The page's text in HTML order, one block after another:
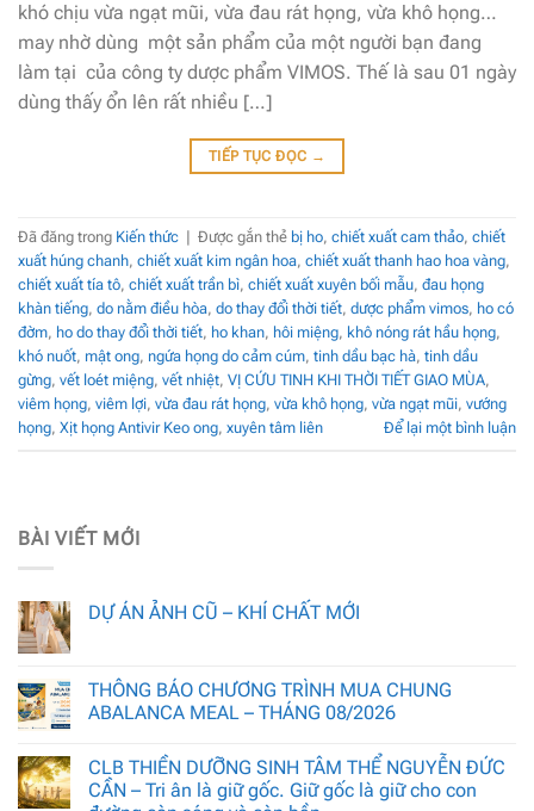
khó chịu vừa ngạt mũi, vừa đau rát họng, vừa khô họng…
may nhờ dùng một sản phẩm của một người bạn đang
làm tại của công ty dược phẩm VIMOS. Thế là sau 01 ngày
dùng thấy ổn lên rất nhiều […]
TIẾP TỤC ĐỌC →
Đã đăng trong Kiến thức Được gắn thẻ bị ho, chiết xuất cam thảo, chiết
xuất húng chanh, chiết xuất kim ngân hoa, chiết xuất thanh hao hoa vàng,
chiết xuất tía tô, chiết xuất trần bì, chiết xuất xuyên bối mẫu, đau họng
khàn tiếng, do nằm điều hòa, do thay đổi thời tiết, dược phẩm vimos, ho có
đờm, ho do thay đổi thời tiết, ho khan, hôi miệng, khô nóng rát hầu họng,
khó nuốt, mật ong, ngứa họng do cảm cúm, tinh dầu bạc hà, tinh dầu
gừng, vết loét miệng, vết nhiệt, VỊ CỨU TINH KHI THỜI TIẾT GIAO MÙA,
viêm họng, viêm lợi, vừa đau rát họng, vừa khô họng, vừa ngạt mũi, vướng
họng, Xịt họng Antivir Keo ong, xuyên tâm liên Để lại một bình luận
BÀI VIẾT MỚI
DỰ ÁN ẢNH CŨ – KHÍ CHẤT MỚI
THÔNG BÁO CHƯƠNG TRÌNH MUA CHUNG
ABALANCA MEAL – THÁNG 08/2026
CLB THIỀN DƯỠNG SINH TÂM THỂ NGUYỄN ĐỨC
CẦN – Tri ân là giữ gốc. Giữ gốc là giữ cho con